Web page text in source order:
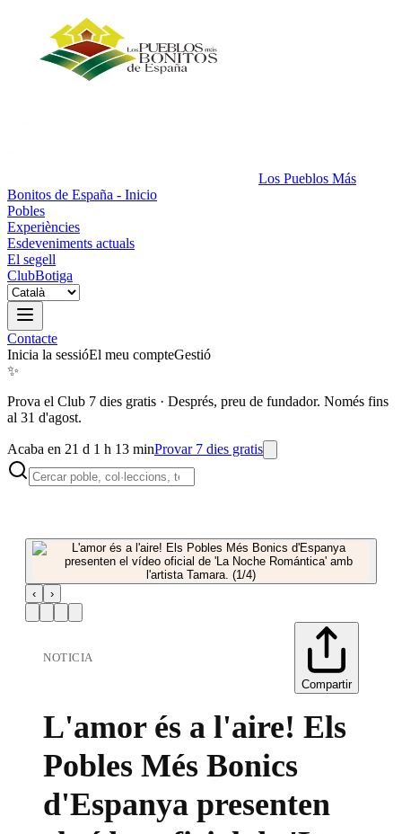
Los Pueblos Más
Bonitos de España - Inicio
Pobles
Experiències
Esdeveniments actuals
El segell
ClubBotiga
Contacte
Inicia la sessióEl meu compteGestió
✨
Prova el Club 7 dies gratis · Després, preu de fundador. Només fins
al 31 d'agost.
Acaba en 21 d 1 h 13 minProvar 7 dies gratis
‹ ›
NOTICIA
Compartir
L'amor és a l'aire! Els
Pobles Més Bonics
d'Espanya presenten